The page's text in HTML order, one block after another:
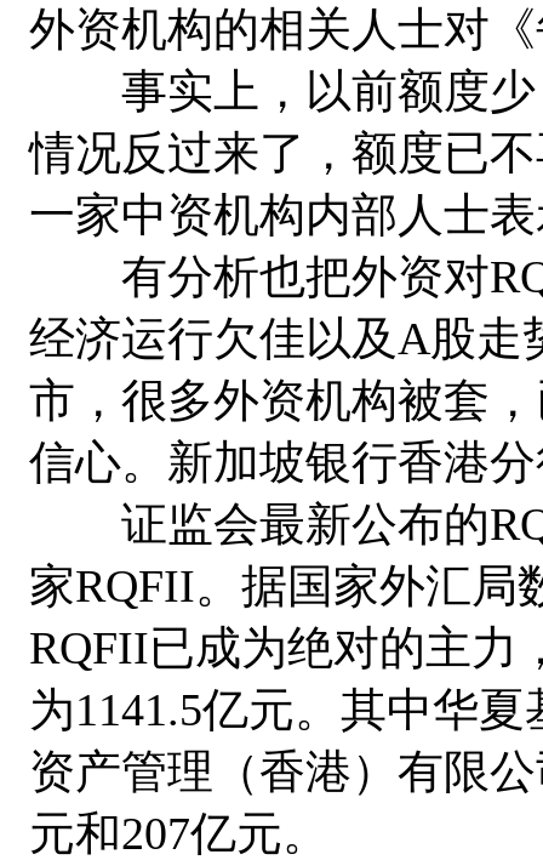
外资机构的相关人士对
事实上，以前额度少
情况反过来了，额度已
一家中资机构内部人士
有分析也把外资对
经济运行欠佳以及A股
市，很多外资机构被套
信心。新加坡银行香港
证监会最新公布的
家RQFII。据国家外汇局
RQFII已成为绝对的主力
为1141.5亿元。其中华
资产管理（香港）有限
元和207亿元。